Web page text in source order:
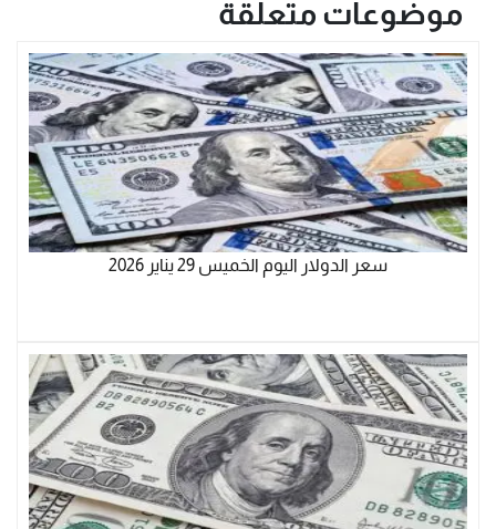
موضوعات متعلقة
سعر الدولار اليوم الخميس 29 يناير 2026